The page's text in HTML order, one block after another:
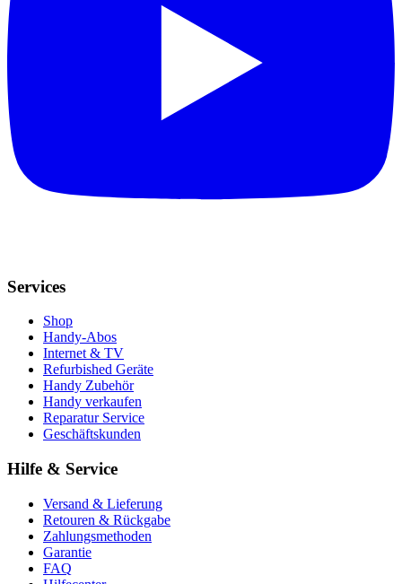
Services
Shop
Handy-Abos
Internet & TV
Refurbished Geräte
Handy Zubehör
Handy verkaufen
Reparatur Service
Geschäftskunden
Hilfe & Service
Versand & Lieferung
Retouren & Rückgabe
Zahlungsmethoden
Garantie
FAQ